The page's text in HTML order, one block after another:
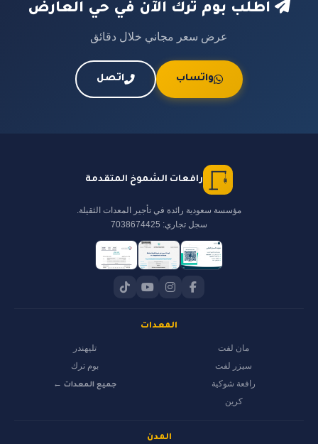
اطلب بوم ترك الآن في حي العارض
عرض سعر مجاني خلال دقائق
واتساب اتصل
رافعات الشموخ المتقدمة
مؤسسة سعودية رائدة في تأجير المعدات الثقيلة.
سجل تجاري: 7038674425
المعدات
مان لفت
سيزر لفت
رافعة شوكية
كرين
تليهندر
بوم ترك
جميع المعدات ←
المدن